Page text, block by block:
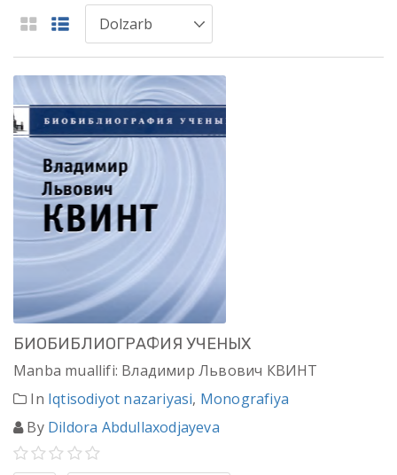
БИОБИБЛИОГРАФИЯ УЧЕНЫХ
Manba muallifi: Владимир Львович КВИНТ
In Iqtisodiyot nazariyasi, Monografiya
By Dildora Abdullaxodjayeva